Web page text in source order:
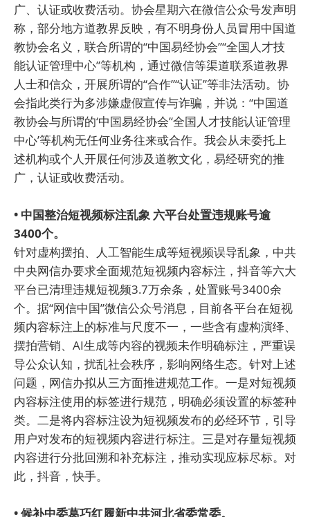
广、认证或收费活动。协会星期六在微信公众号发声明
称，部分地方道教界反映，有不明身份人员冒用中国道
教协会名义，联合所谓的“中国易经协会”“全国人才技
能认证管理中心”等机构，通过微信等渠道联系道教界
人士和信众，开展所谓的“合作”“认证”等非法活动。协
会指此类行为多涉嫌虚假宣传与诈骗，并说：“中国道
教协会与所谓的‘中国易经协会’‘全国人才技能认证管理
中心’等机构无任何业务往来或合作。我会从未委托上
述机构或个人开展任何涉及道教文化，易经研究的推
广，认证或收费活动。
• 中国整治短视频标注乱象 六平台处置违规账号逾
3400个。
针对虚构摆拍、人工智能生成等短视频误导乱象，中共
中央网信办要求全面规范短视频内容标注，抖音等六大
平台已清理违规短视频3.7万余条，处置账号3400余
个。据“网信中国”微信公众号消息，目前各平台在短视
频内容标注上的标准与尺度不一，一些含有虚构演绎、
摆拍营销、AI生成等内容的视频未作明确标注，严重误
导公众认知，扰乱社会秩序，影响网络生态。针对上述
问题，网信办拟从三方面推进规范工作。一是对短视频
内容标注使用的标签进行规范，明确必须设置的标签种
类。二是将内容标注设为短视频发布的必经环节，引导
用户对发布的短视频内容进行标注。三是对存量短视频
内容进行分批回溯和补充标注，推动实现应标尽标。对
此，抖音，快手。
• 候补中委葛巧红履新中共河北省委常委。